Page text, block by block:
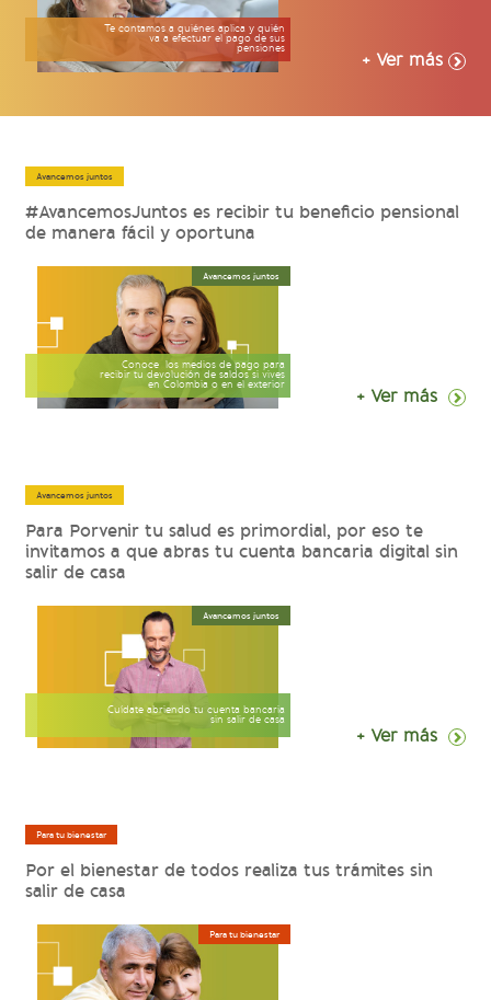
Te contamos a quiénes aplica y quién
va a efectuar el pago de sus
pensiones
+ Ver más
Avancemos juntos
Conoce los medios de pago para
recibir tu devolución de saldos si vives
en Colombia o en el exterior
Avancemos juntos
#AvancemosJuntos es recibir tu beneficio pensional
de manera fácil y oportuna
+ Ver más
Avancemos juntos
Cuídate abriendo tu cuenta bancaria
sin salir de casa
Avancemos juntos
Para Porvenir tu salud es primordial, por eso te
invitamos a que abras tu cuenta bancaria digital sin
salir de casa
+ Ver más
Para tu bienestar
Para tu bienestar
Por el bienestar de todos realiza tus trámites sin
salir de casa